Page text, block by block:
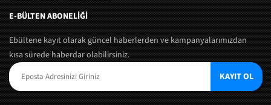
E-BÜLTEN ABONELİĞİ
Ebültene kayıt olarak güncel haberlerden ve kampanyalarımızdan
kısa sürede haberdar olabilirsiniz.
KAYIT OL